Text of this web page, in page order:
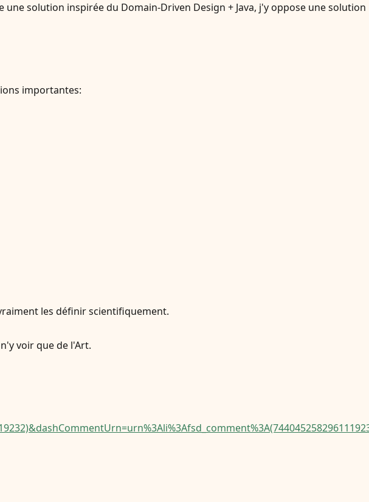
solution inspirée du Domain-Driven Design + Java, j'y oppose une solution
importantes:
les définir scientifiquement.
voir que de l'Art.